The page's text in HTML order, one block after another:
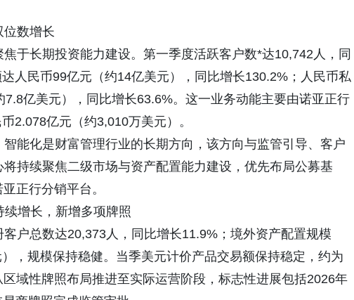
位数增长
于长期投资能力建设。第一季度活跃客户数*达10,742人，同
人民币99亿元（约14亿美元），同比增长130.2%；人民币私
亿美元），同比增长63.6%。这一业务动能主要由诺亚正行
2.078亿元（约3,010万美元）。
能化是财富管理行业的长期方向，该方向与监管引导、客户
持续聚焦二级市场与资产配置能力建设，优先布局公募基
正行分销平台。
增长，新增多项牌照
户总数达20,373人，同比增长11.9%；境外资产配置规模
，规模保持稳健。当季美元计价产品交易额保持稳定，约为
域性牌照布局推进至实际运营阶段，标志性进展包括2026年